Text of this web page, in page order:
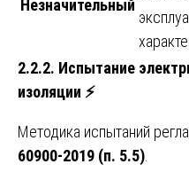
Незначительный
2.2.2. Испытание
изоляции ⚡
Методика испытаний
60900-2019 (п. 5.5).